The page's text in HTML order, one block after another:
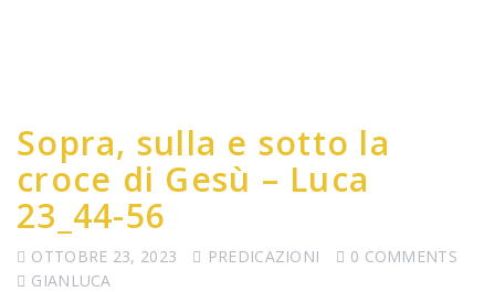
Sopra, sulla e sotto la
croce di Gesù – Luca
23_44-56
OTTOBRE 23, 2023 PREDICAZIONI
0 COMMENTS
GIANLUCA